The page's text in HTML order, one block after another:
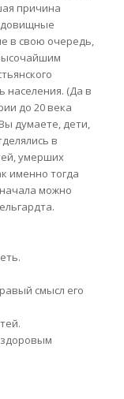
причина
в свою очередь,
населения. (Да в
до 20 века
думаете, дети,
в
умерших
именно тогда
можно
смысл его